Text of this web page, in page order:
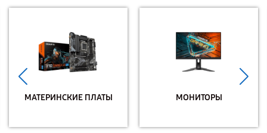
МАТЕРИНСКИЕ ПЛАТЫ МОНИТОРЫ